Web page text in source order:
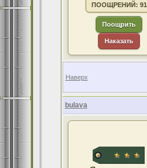
ПООЩРЕНИЙ: 91
Поощрить
Наказать
Наверх
bulava